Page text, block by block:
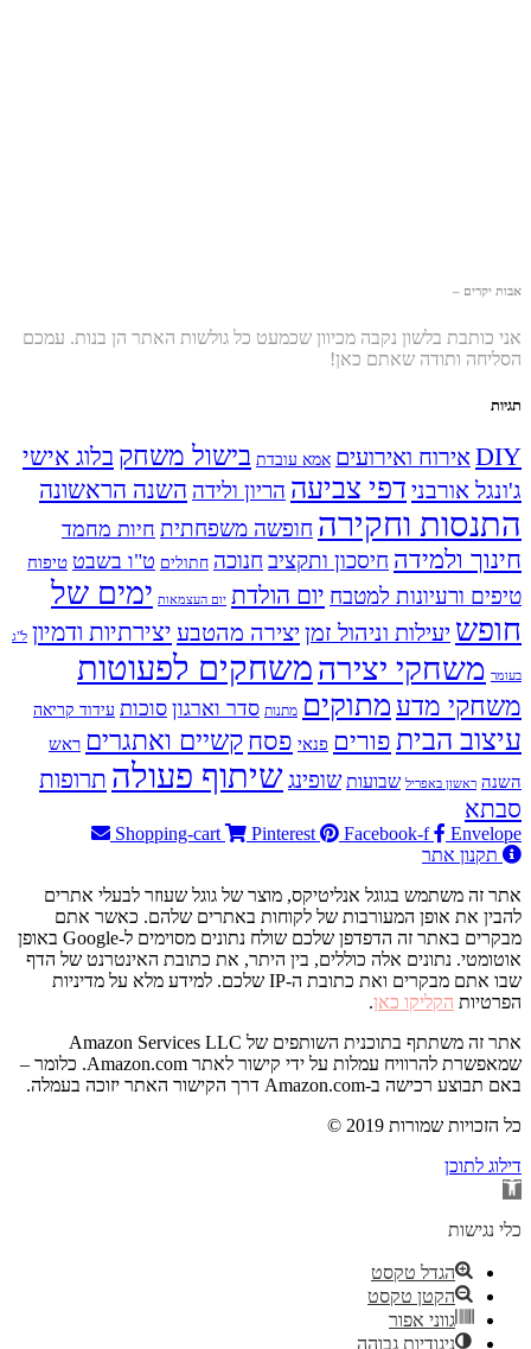
אבות יקרים –
אני כותבת בלשון נקבה מכיוון שכמעט כל גולשות האתר הן בנות. עמכם
הסליחה ותודה שאתם כאן!
תגיות
DIYאירוח ואירועים אמא עובדת בישול משחק בלוג אישי
ג'ונגל אורבני דפי צביעה הריון ולידה השנה הראשונה
התנסות וחקירה חופשה משפחתית חיות מחמד
חינוך ולמידה חיסכון ותקציב חנוכה חתולים ט"ו בשבט טיפוח
טיפים ורעיונות למטבח יום הולדת יום העצמאות ימים של
חופש יעילות וניהול זמן יצירה מהטבע יצירתיות ודמיון ל"ג
בעומר משחקי יצירהמשחקים לפעוטות
משחקי מדע מתוקים מתנות סדר וארגון סוכות עידוד קריאה
עיצוב הבית פורים פנאי פסח קשיים ואתגרים ראש
השנה ראשון באפריל שבועות שופינגשיתוף פעולה תרופות
סבתא
Shopping-cart Pinterest Facebook-f
Envelope
תקנון אתר
אתר זה משתמש בגוגל אנליטיקס, מוצר של גוגל שעוזר לבעלי אתרים
להבין את אופן המעורבות של לקוחות באתרים שלהם. כאשר אתם
מבקרים באתר זה הדפדפן שלכם שולח נתונים מסוימים ל-Google באופן
אוטומטי. נתונים אלה כוללים, בין היתר, את כתובת האינטרנט של הדף
שבו אתם מבקרים ואת כתובת ה-IP שלכם. למידע מלא על מדיניות
הפרטיות הקליקו כאן.
אתר זה משתתף בתוכנית השותפים של Amazon Services LLC
שמאפשרת להרוויח עמלות על ידי קישור לאתר Amazon.com. כלומר –
באם תבוצע רכישה ב-Amazon.com דרך הקישור האתר יזוכה בעמלה.
© 2019 כל הזכויות שמורות
דילוג לתוכן
פתח
נגישות
כלי נגישות
הגדל טקסט
הקטן טקסט
גווני אפור
ניגודיות גבוהה